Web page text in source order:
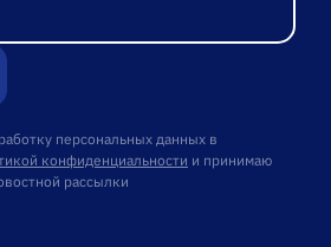
персональных данных в
конфиденциальности и принимаю
рассылки